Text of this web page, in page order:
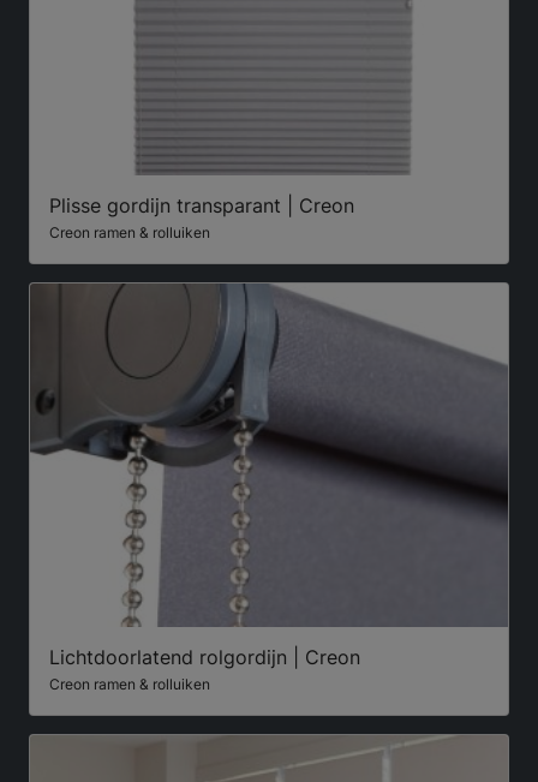
Plisse gordijn transparant | Creon
Creon ramen & rolluiken
Lichtdoorlatend rolgordijn | Creon
Creon ramen & rolluiken